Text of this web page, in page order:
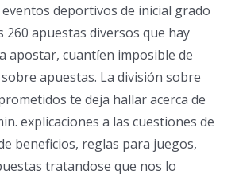
deportivos de inicial grado
260 apuestas diversos que hay
apostar, cuantí­en imposible de
apuestas. La división sobre
te deja hallar acerca de
explicaciones a las cuestiones de
beneficios, reglas para juegos,
tratandose que nos lo